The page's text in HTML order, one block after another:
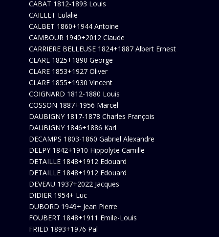
CABAT 1812-1893 Louis
CAILLET Eulalie
CALBET 1860+1944 Antoine
CAMBOUR 1940+2012 Claude
CARRIERE BELLEUSE 1824+1887 Albert Ernest
CLARE 1825+1890 George
CLARE 1853+1927 Oliver
CLARE 1855+1930 Vincent
COIGNARD 1812-1880 Louis
COSSON 1887+1956 Marcel
DAUBIGNY 1817-1878 Charles François
DAUBIGNY 1846+1886 Karl
DECAMPS 1803-1860 Gabriel Alexandre
DELPY 1842+1910 Hippolyte Camille
DETAILLE 1848+1912 Edouard
DETAILLE 1848+1912 Edouard
DEVEAU 1937+2022 Jacques
DIDIER 1954+ Luc
DUBORD 1949+ Jean Pierre
FOUBERT 1848+1911 Emile-Louis
FRIED 1893+1976 Pal